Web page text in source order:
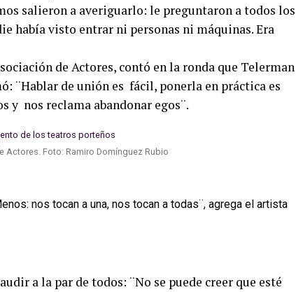
salieron a averiguarlo: le preguntaron a todos los
había visto entrar ni personas ni máquinas. Era
de Actores, contó en la ronda que Telerman
¨Hablar de unión es fácil, ponerla en práctica es
y nos reclama abandonar egos¨.
Actores. Foto: Ramiro Domínguez Rubio
nos tocan a una, nos tocan a todas¨, agrega el artista
a la par de todos: ¨No se puede creer que esté